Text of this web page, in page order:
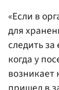
«Если в
для
следить
когда у
возникает